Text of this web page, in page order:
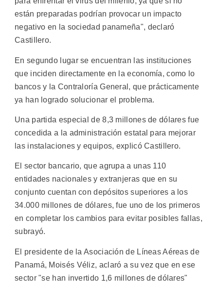
están preparadas podrían provocar un impacto
negativo en la sociedad panameña", declaró
Castillero.
En segundo lugar se encuentran las instituciones
que inciden directamente en la economía, como lo
bancos y la Contraloría General, que prácticamente
ya han logrado solucionar el problema.
Una partida especial de 8,3 millones de dólares fue
concedida a la administración estatal para mejorar
las instalaciones y equipos, explicó Castillero.
El sector bancario, que agrupa a unas 110
entidades nacionales y extranjeras que en su
conjunto cuentan con depósitos superiores a los
34.000 millones de dólares, fue uno de los primeros
en completar los cambios para evitar posibles fallas,
subrayó.
El presidente de la Asociación de Líneas Aéreas de
Panamá, Moisés Véliz, aclaró a su vez que en ese
sector "se han invertido 1,6 millones de dólares"